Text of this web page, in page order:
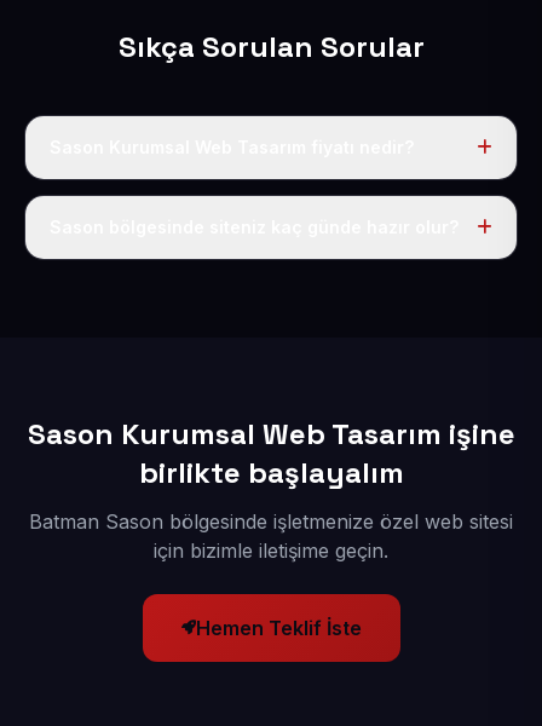
Sıkça Sorulan Sorular
Tek fiyat uygulanır: yıllık 50 USD + KDV. Bu bedele alan
Sason Kurumsal Web Tasarım işine
birlikte başlayalım
Batman Sason bölgesinde işletmenize özel web sitesi
için bizimle iletişime geçin.
Hemen Teklif İste